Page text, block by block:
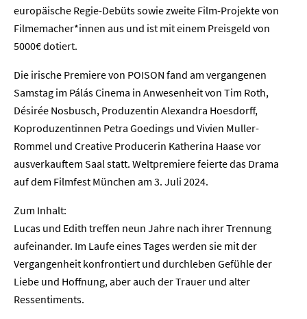
europäische Regie-Debüts sowie zweite Film-Projekte von
Filmemacher*innen aus und ist mit einem Preisgeld von
5000€ dotiert.
Die irische Premiere von POISON fand am vergangenen
Samstag im Pálás Cinema in Anwesenheit von Tim Roth,
Désirée Nosbusch, Produzentin Alexandra Hoesdorff,
Koproduzentinnen Petra Goedings und Vivien Muller-
Rommel und Creative Producerin Katherina Haase vor
ausverkauftem Saal statt. Weltpremiere feierte das Drama
auf dem Filmfest München am 3. Juli 2024.
Zum Inhalt:
Lucas und Edith treffen neun Jahre nach ihrer Trennung
aufeinander. Im Laufe eines Tages werden sie mit der
Vergangenheit konfrontiert und durchleben Gefühle der
Liebe und Hoffnung, aber auch der Trauer und alter
Ressentiments.